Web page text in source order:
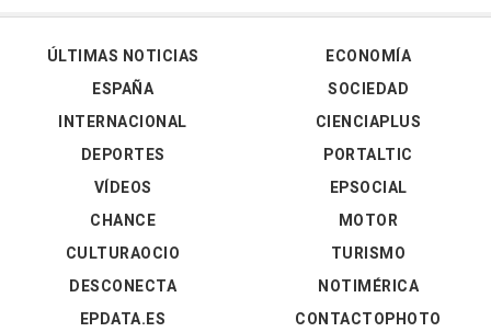
ÚLTIMAS NOTICIAS
ESPAÑA
INTERNACIONAL
DEPORTES
VÍDEOS
ECONOMÍA
SOCIEDAD
CIENCIAPLUS
PORTALTIC
EPSOCIAL
CHANCE
CULTURAOCIO
DESCONECTA
EPDATA.ES
MOTOR
TURISMO
NOTIMÉRICA
CONTACTOPHOTO